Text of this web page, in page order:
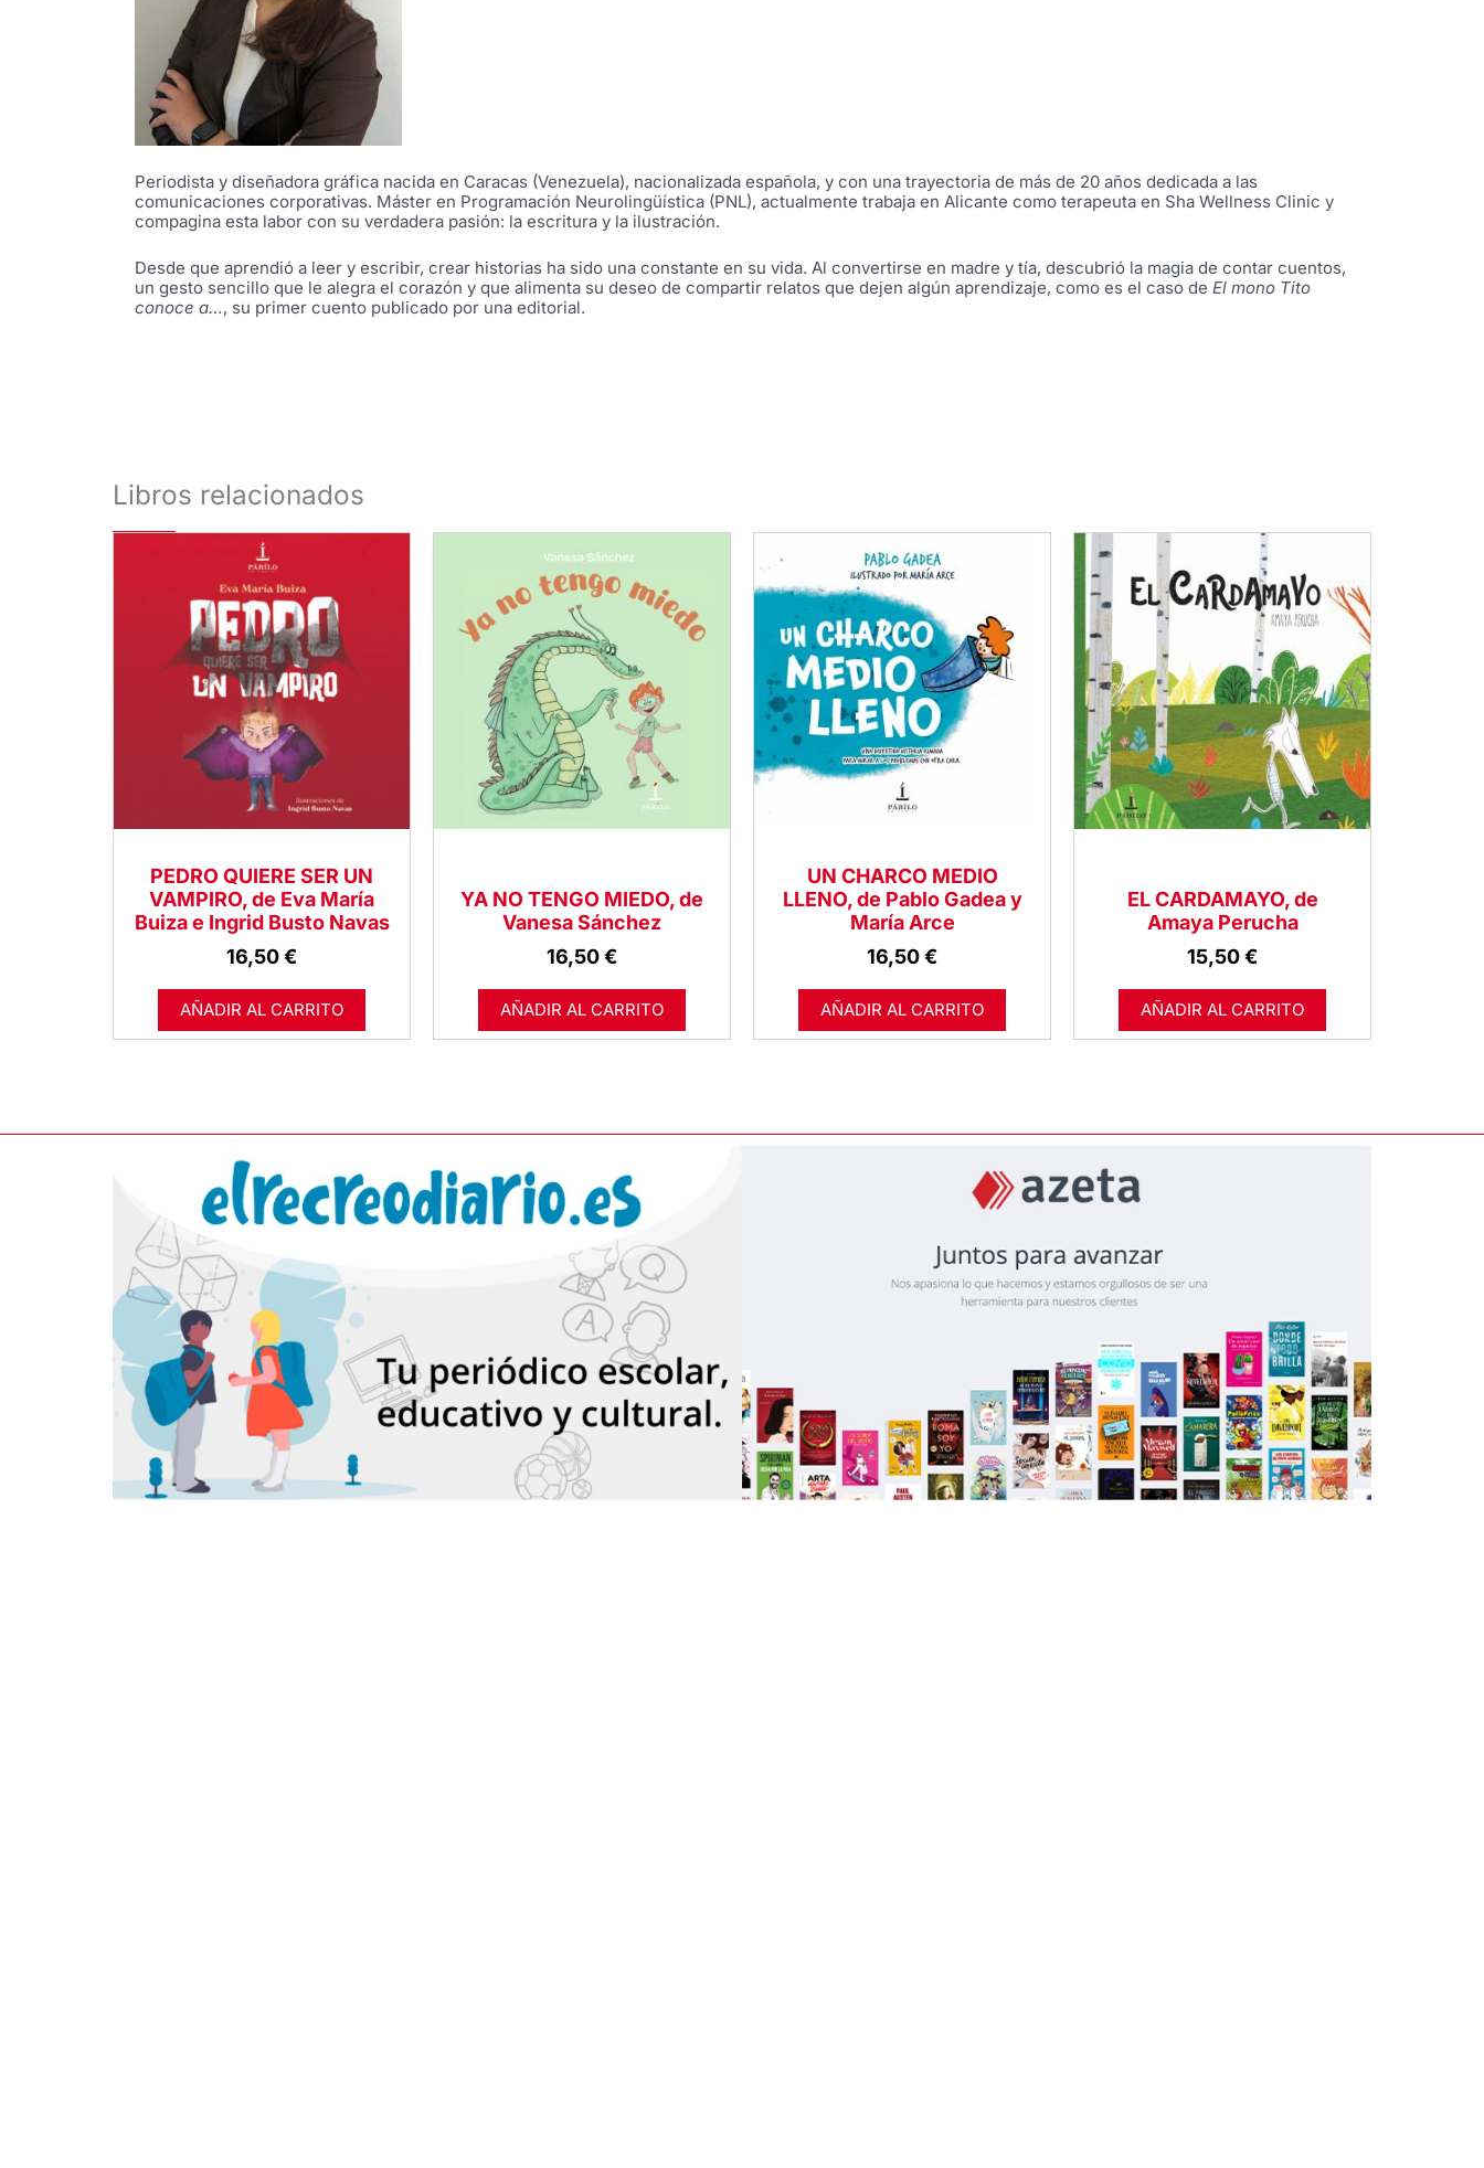
Periodista y diseñadora gráfica nacida en Caracas (Venezuela), nacionalizada española, y con una trayectoria de más de 20 años dedicada a las
comunicaciones corporativas. Máster en Programación Neurolingüística (PNL), actualmente trabaja en Alicante como terapeuta en Sha Wellness Clinic y
compagina esta labor con su verdadera pasión: la escritura y la ilustración.
Desde que aprendió a leer y escribir, crear historias ha sido una constante en su vida. Al convertirse en madre y tía, descubrió la magia de contar cuentos,
un gesto sencillo que le alegra el corazón y que alimenta su deseo de compartir relatos que dejen algún aprendizaje, como es el caso de El mono Tito
conoce a…, su primer cuento publicado por una editorial.
Libros relacionados
PEDRO QUIERE SER UN
VAMPIRO, de Eva María
Buiza e Ingrid Busto Navas
16,50€
AÑADIR AL CARRITO
YA NO TENGO MIEDO, de
Vanesa Sánchez
16,50€
AÑADIR AL CARRITO
UN CHARCO MEDIO
LLENO, de Pablo Gadea y
María Arce
16,50€
AÑADIR AL CARRITO
EL CARDAMAYO, de
Amaya Perucha
15,50€
AÑADIR AL CARRITO